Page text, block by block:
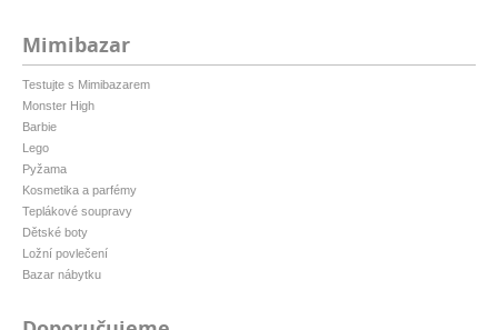
Mimibazar
Testujte s Mimibazarem
Monster High
Barbie
Lego
Pyžama
Kosmetika a parfémy
Teplákové soupravy
Dětské boty
Ložní povlečení
Bazar nábytku